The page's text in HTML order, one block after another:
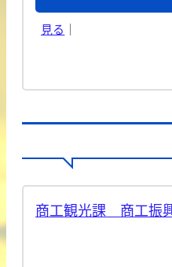
見る ｜
商工観光課 商工振